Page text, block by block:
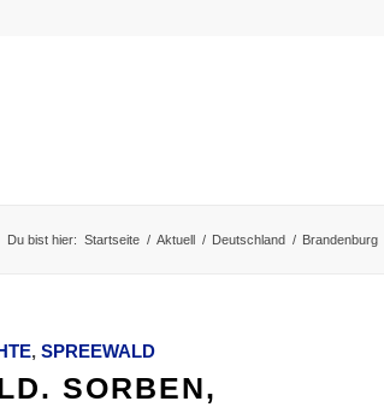
Du bist hier: Startseite / Aktuell / Deutschland / Brandenburg
, SPREEWALD
SORBEN,